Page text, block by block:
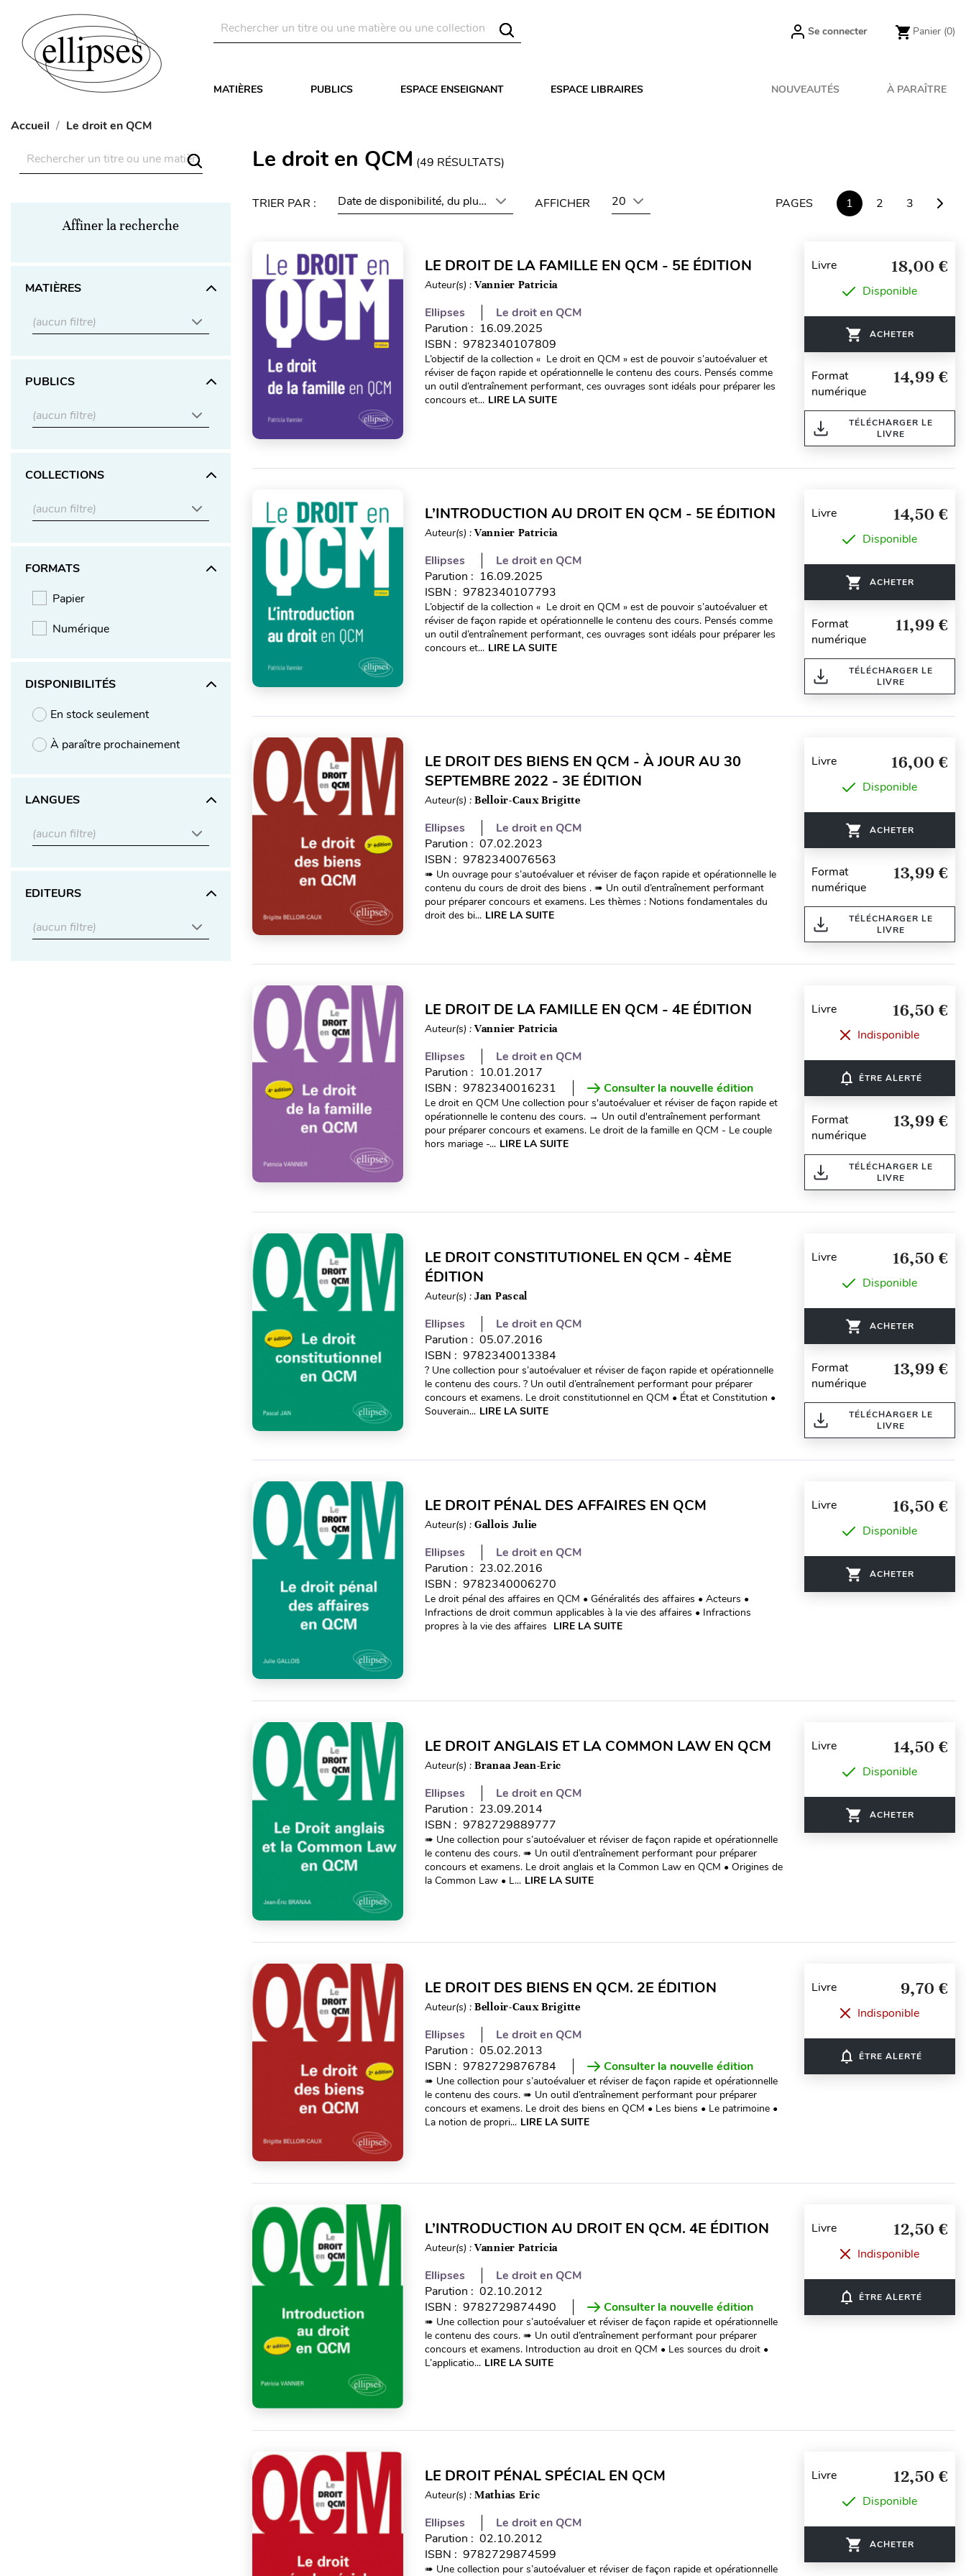
Se connecter Panier (0)
MATIÈRES PUBLICS ESPACE ENSEIGNANT ESPACE LIBRAIRES NOUVEAUTÉS À PARAÎTRE
Accueil Le droit en QCM
Affiner la recherche
MATIÈRES
(aucun filtre)
PUBLICS
(aucun filtre)
COLLECTIONS
(aucun filtre)
FORMATS
Papier
Numérique
DISPONIBILITÉS
En stock seulement
À paraître prochainement
LANGUES
(aucun filtre)
EDITEURS
(aucun filtre)
Le droit en QCM (49 RÉSULTATS)
TRIER PAR : Date de disponibilité, du plus récent au plus ancien
AFFICHER 20 PAGES 1 2 3
LE DROIT DE LA FAMILLE EN QCM - 5E ÉDITION
Auteur(s) : Vannier Patricia
Ellipses
Le droit en QCM
Parution : 16.09.2025
ISBN : 9782340107809
L’objectif de la collection « Le droit en QCM » est de pouvoir s’autoévaluer et
réviser de façon rapide et opérationnelle le contenu des cours. Pensés comme
un outil d’entraînement performant, ces ouvrages sont idéals pour préparer les
concours et... LIRE LA SUITE
Livre 18,00 €
Disponible
ACHETER
Format
numérique
14,99 €
TÉLÉCHARGER LE
LIVRE
L’INTRODUCTION AU DROIT EN QCM - 5E ÉDITION
Auteur(s) : Vannier Patricia
Ellipses
Le droit en QCM
Parution : 16.09.2025
ISBN : 9782340107793
L’objectif de la collection « Le droit en QCM » est de pouvoir s’autoévaluer et
réviser de façon rapide et opérationnelle le contenu des cours. Pensés comme
un outil d’entraînement performant, ces ouvrages sont idéals pour préparer les
concours et... LIRE LA SUITE
Livre 14,50 €
Disponible
ACHETER
Format
numérique
11,99 €
TÉLÉCHARGER LE
LIVRE
LE DROIT DES BIENS EN QCM - À JOUR AU 30
SEPTEMBRE 2022 - 3E ÉDITION
Auteur(s) : Belloir-Caux Brigitte
Ellipses
Le droit en QCM
Parution : 07.02.2023
ISBN : 9782340076563
➠ Un ouvrage pour s’autoévaluer et réviser de façon rapide et opérationnelle le
contenu du cours de droit des biens . ➠ Un outil d’entraînement performant
pour préparer concours et examens. Les thèmes : Notions fondamentales du
droit des bi... LIRE LA SUITE
Livre 16,00 €
Disponible
ACHETER
Format
numérique
13,99 €
TÉLÉCHARGER LE
LIVRE
LE DROIT DE LA FAMILLE EN QCM - 4E ÉDITION
Auteur(s) : Vannier Patricia
Ellipses
Le droit en QCM
Parution : 10.01.2017
ISBN : 9782340016231
Consulter la nouvelle édition
Le droit en QCM Une collection pour s'autoévaluer et réviser de façon rapide et
opérationnelle le contenu des cours. → Un outil d'entraînement performant
pour préparer concours et examens. Le droit de la famille en QCM - Le couple
hors mariage -... LIRE LA SUITE
Livre 16,50 €
Indisponible
notifications_none ÊTRE ALERTÉ
Format
numérique
13,99 €
TÉLÉCHARGER LE
LIVRE
LE DROIT CONSTITUTIONEL EN QCM - 4ÈME
ÉDITION
Auteur(s) : Jan Pascal
Ellipses
Le droit en QCM
Parution : 05.07.2016
ISBN : 9782340013384
? Une collection pour s’autoévaluer et réviser de façon rapide et opérationnelle
le contenu des cours. ? Un outil d’entraînement performant pour préparer
concours et examens. Le droit constitutionnel en QCM • État et Constitution •
Souverain... LIRE LA SUITE
Livre 16,50 €
Disponible
ACHETER
Format
numérique
13,99 €
TÉLÉCHARGER LE
LIVRE
LE DROIT PÉNAL DES AFFAIRES EN QCM
Auteur(s) : Gallois Julie
Ellipses
Le droit en QCM
Parution : 23.02.2016
ISBN : 9782340006270
Le droit pénal des affaires en QCM • Généralités des affaires • Acteurs •
Infractions de droit commun applicables à la vie des affaires • Infractions
propres à la vie des affaires LIRE LA SUITE
Livre 16,50 €
Disponible
ACHETER
LE DROIT ANGLAIS ET LA COMMON LAW EN QCM
Auteur(s) : Branaa Jean-Eric
Ellipses
Le droit en QCM
Parution : 23.09.2014
ISBN : 9782729889777
➠ Une collection pour s’autoévaluer et réviser de façon rapide et opérationnelle
le contenu des cours. ➠ Un outil d’entraînement performant pour préparer
concours et examens. Le droit anglais et la Common Law en QCM • Origines de
la Common Law • L... LIRE LA SUITE
Livre 14,50 €
Disponible
ACHETER
LE DROIT DES BIENS EN QCM. 2E ÉDITION
Auteur(s) : Belloir-Caux Brigitte
Ellipses
Le droit en QCM
Parution : 05.02.2013
ISBN : 9782729876784
Consulter la nouvelle édition
➠ Une collection pour s’autoévaluer et réviser de façon rapide et opérationnelle
le contenu des cours. ➠ Un outil d’entraînement performant pour préparer
concours et examens. Le droit des biens en QCM • Les biens • Le patrimoine •
La notion de propri... LIRE LA SUITE
Livre 9,70 €
Indisponible
notifications_none ÊTRE ALERTÉ
L’INTRODUCTION AU DROIT EN QCM. 4E ÉDITION
Auteur(s) : Vannier Patricia
Ellipses
Le droit en QCM
Parution : 02.10.2012
ISBN : 9782729874490
Consulter la nouvelle édition
➠ Une collection pour s’autoévaluer et réviser de façon rapide et opérationnelle
le contenu des cours. ➠ Un outil d’entraînement performant pour préparer
concours et examens. Introduction au droit en QCM • Les sources du droit •
L’applicatio... LIRE LA SUITE
Livre 12,50 €
Indisponible
notifications_none ÊTRE ALERTÉ
LE DROIT PÉNAL SPÉCIAL EN QCM
Auteur(s) : Mathias Eric
Ellipses
Le droit en QCM
Parution : 02.10.2012
ISBN : 9782729874599
➠ Une collection pour s’autoévaluer et réviser de façon rapide et opérationnelle
Livre 12,50 €
Disponible
ACHETER